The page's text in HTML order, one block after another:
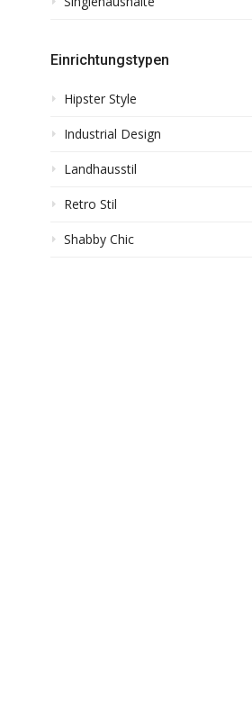
Einrichtungstypen
Hipster Style
Industrial Design
Landhausstil
Retro Stil
Shabby Chic